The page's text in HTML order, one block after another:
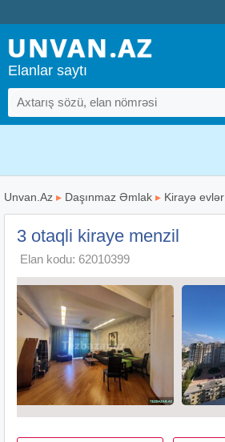
Elanlar saytı
Unvan.Az ▸ Daşınmaz Əmlak ▸ Kirayə evlər
3 otaqli kiraye menzil
Elan kodu: 62010399